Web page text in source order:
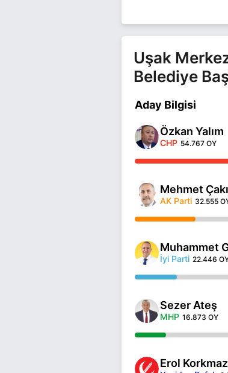
Uşak
Belediye
Aday Bilgisi
Özkan Yalım
CHP 54.767 OY
Mehmet
AK Parti 32.555
Muhammet
İyi Parti 22.446
Sezer Ateş
MHP 16.873 OY
Erol Korkmaz